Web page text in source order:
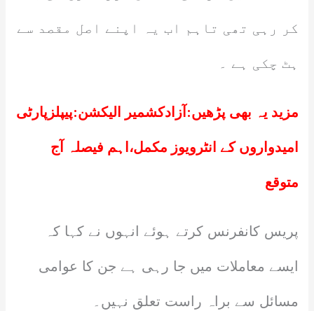
کر رہی تھی تاہم اب یہ اپنے اصل مقصد سے
ہٹ چکی ہے ۔
مزید یہ بھی پڑھیں: آزادکشمیر الیکشن:پیپلزپارٹی
امیدواروں کے انٹرویوز مکمل،اہم فیصلہ آج
متوقع
پریس کانفرنس کرتے ہوئے انہوں نے کہا کہ
ایسے معاملات میں جا رہی ہے جن کا عوامی
مسائل سے براہ راست تعلق نہیں۔